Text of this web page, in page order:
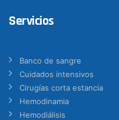
Servicios
Banco de sangre
Cuidados intensivos
Cirugías corta estancia
Hemodinamia
Hemodiálisis